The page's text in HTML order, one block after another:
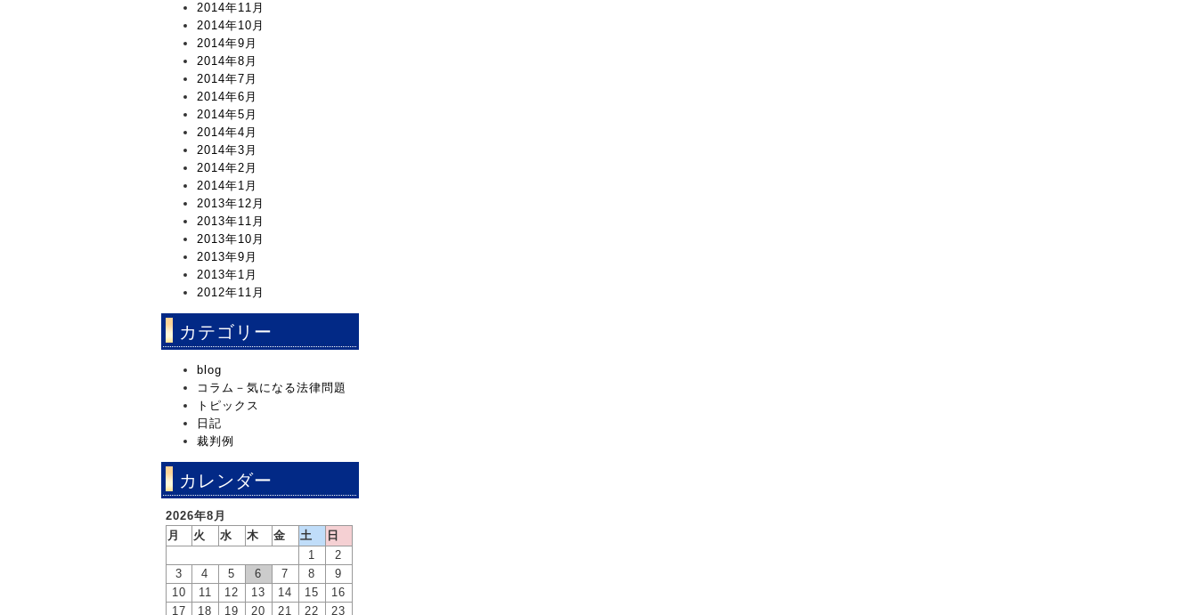
2014年11月
2014年10月
2014年9月
2014年8月
2014年7月
2014年6月
2014年5月
2014年4月
2014年3月
2014年2月
2014年1月
2013年12月
2013年11月
2013年10月
2013年9月
2013年1月
2012年11月
カテゴリー
blog
コラム－気になる法律問題
トピックス
日記
裁判例
カレンダー
2026年8月
月
火 水 木 金 土
日
1
2
3
4 5 6 7 8
9
10
11 12 13 14 15
16
17
18 19 20 21 22 23